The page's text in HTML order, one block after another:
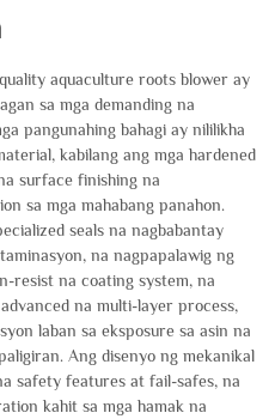
aquaculture roots blower ay
sa mga demanding na
pangunahing bahagi ay nililikha
kabilang ang mga hardened
surface finishing na
sa mga mahabang panahon.
seals na nagbabantay
na nagpapalawig ng
resist na coating system, na
na multi-layer process,
laban sa eksposure sa asin na
Ang disenyo ng mekanikal
safety features at fail-safes, na
kahit sa mga hamak na